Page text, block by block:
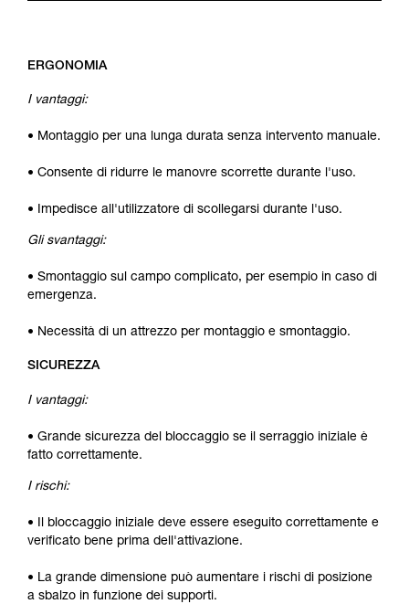
ERGONOMIA
I vantaggi:
• Montaggio per una lunga durata senza intervento manuale.
• Consente di ridurre le manovre scorrette durante l'uso.
• Impedisce all'utilizzatore di scollegarsi durante l'uso.
Gli svantaggi:
• Smontaggio sul campo complicato, per esempio in caso di
emergenza.
• Necessità di un attrezzo per montaggio e smontaggio.
SICUREZZA
I vantaggi:
• Grande sicurezza del bloccaggio se il serraggio iniziale è
fatto correttamente.
I rischi:
• Il bloccaggio iniziale deve essere eseguito correttamente e
verificato bene prima dell'attivazione.
• La grande dimensione può aumentare i rischi di posizione
a sbalzo in funzione dei supporti.